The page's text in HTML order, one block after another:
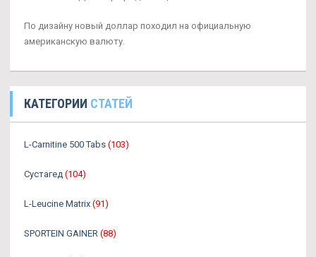
По дизайну новый доллар походил на официальную
американскую валюту.
КАТЕГОРИИ СТАТЕЙ
L-Carnitine 500 Tabs (103)
Сустагед (104)
L-Leucine Matrix (91)
SPORTEIN GAINER (88)